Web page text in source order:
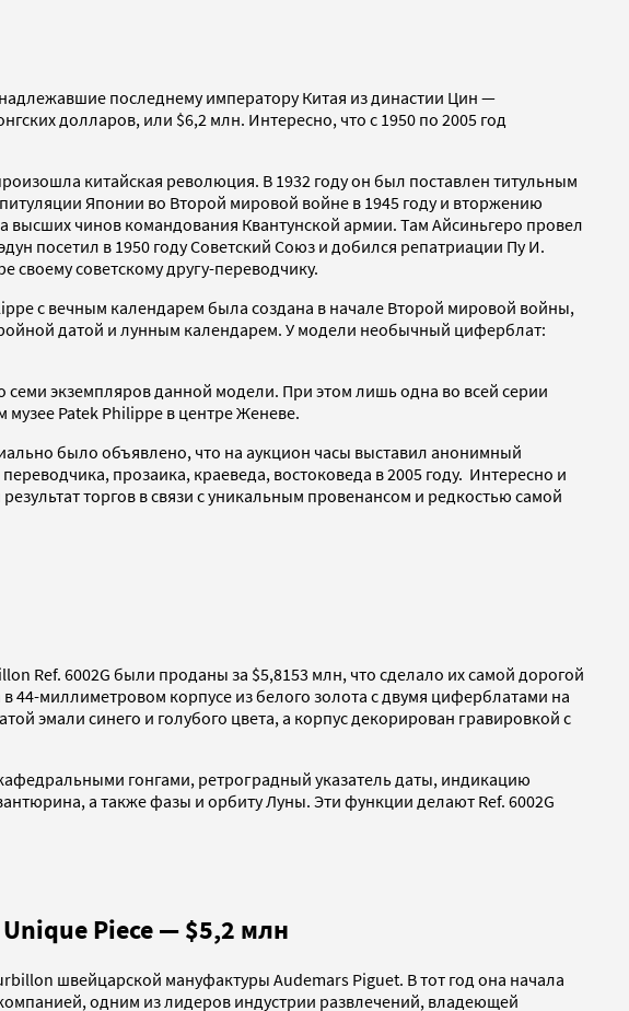
последнему императору Китая из династии Цин —
долларов, или $6,2 млн. Интересно, что с 1950 по 2005 год
китайская революция. В 1932 году он был поставлен титульным
Японии во Второй мировой войне в 1945 году и вторжению
высших чинов командования Квантунской армии. Там Айсиньгеро провел
посетил в 1950 году Советский Союз и добился репатриации Пу И.
советскому другу-переводчику.
с вечным календарем была создана в начале Второй мировой войны,
датой и лунным календарем. У модели необычный циферблат:
экземпляров данной модели. При этом лишь одна во всей серии
Patek Philippe в центре Женеве.
было объявлено, что на аукцион часы выставил анонимный
прозаика, краеведа, востоковеда в 2005 году. Интересно и
торгов в связи с уникальным провенансом и редкостью самой
Ref. 6002G были проданы за $5,8153 млн, что сделало их самой дорогой
миллиметровом корпусе из белого золота с двумя циферблатами на
эмали синего и голубого цвета, а корпус декорирован гравировкой с
гонгами, ретроградный указатель даты, индикацию
а также фазы и орбиту Луны. Эти функции делают Ref. 6002G
Piece — $5,2 млн
швейцарской мануфактуры Audemars Piguet. В тот год она начала
одним из лидеров индустрии развлечений, владеющей